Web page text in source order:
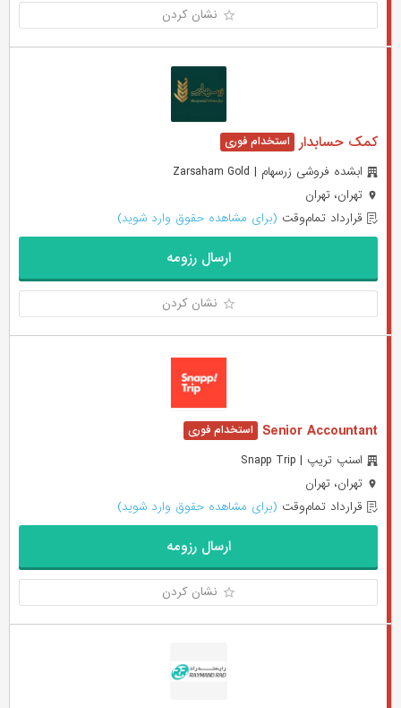
نشان کردن
کمک حسابدار
ابشده فروشی زرسهام | Zarsaham Gold
تهران، تهران
قرارداد تمام‌وقت (برای مشاهده حقوق وارد شوید)
ارسال رزومه
نشان کردن
Senior Accountant
اسنپ تریپ | Snapp Trip
تهران، تهران
قرارداد تمام‌وقت (برای مشاهده حقوق وارد شوید)
ارسال رزومه
نشان کردن